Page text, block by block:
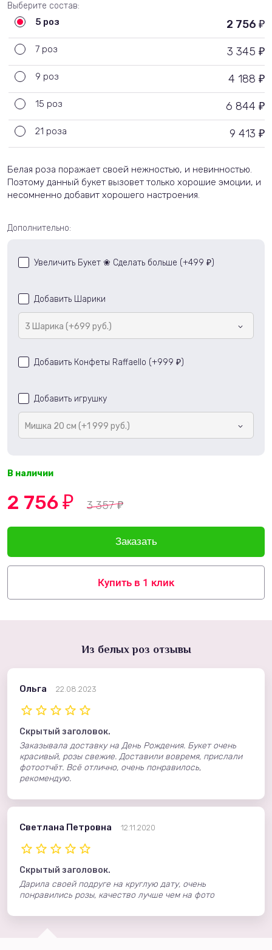
Выберите состав:
5 роз 2 756 ₽
7 роз 3 345 ₽
9 роз 4 188 ₽
15 роз 6 844 ₽
21 роза 9 413 ₽
Белая роза поражает своей нежностью, и невинностью.
Поэтому данный букет вызовет только хорошие эмоции, и
несомненно добавит хорошего настроения.
Дополнительно:
Увеличить Букет ❀ Сделать больше (+499 ₽ )
Добавить Шарики
3 Шарика (+699 руб.)
Добавить Конфеты Raffaello (+999 ₽ )
Добавить игрушку
Мишка 20 см (+1 999 руб.)
В наличии
2 756 ₽ 3 357₽
Купить в 1 клик
Из белых роз отзывы
Ольга 22.08.2023
Скрытый заголовок.
Заказывала доставку на День Рождения. Букет очень
красивый, розы свежие. Доставили вовремя, прислали
фотоотчёт. Всё отлично, очень понравилось,
рекомендую.
Светлана Петровна 12.11.2020
Скрытый заголовок.
Дарила своей подруге на круглую дату, очень
понравились розы, качество лучше чем на фото